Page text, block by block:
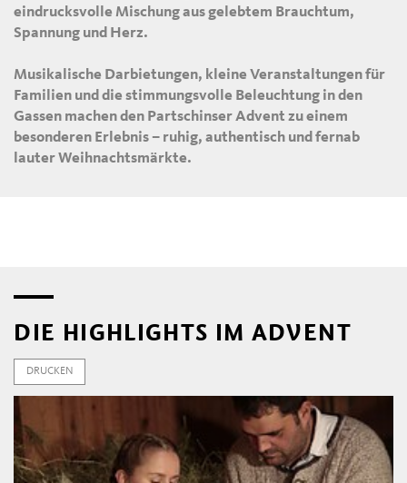
eindrucksvolle Mischung aus gelebtem Brauchtum,
Spannung und Herz.
Musikalische Darbietungen, kleine Veranstaltungen für
Familien und die stimmungsvolle Beleuchtung in den
Gassen machen den Partschinser Advent zu einem
besonderen Erlebnis – ruhig, authentisch und fernab
lauter Weihnachtsmärkte.
DIE HIGHLIGHTS IM ADVENT
DRUCKEN